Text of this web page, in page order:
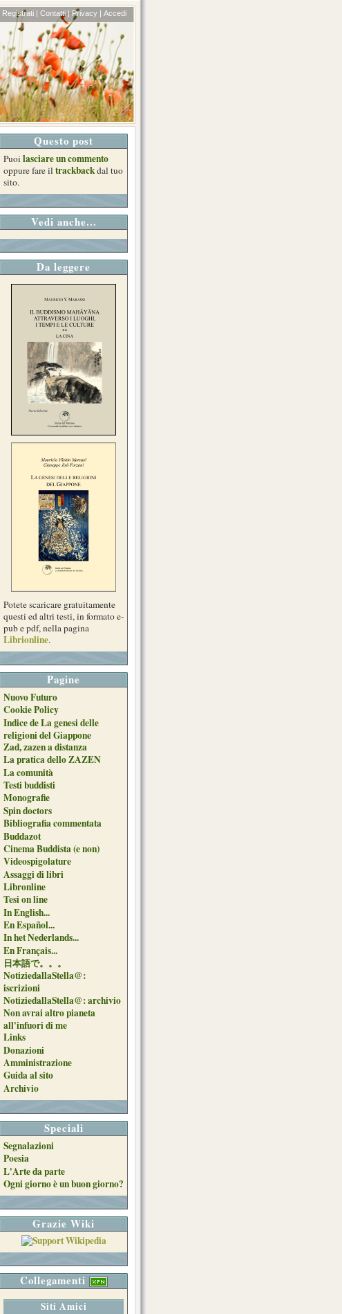
Registrati | Contatti | Privacy | Accedi
Questo post
Puoi lasciare un commento
oppure fare il trackbackdal tuo
sito.
Vedi anche...
Da leggere
Potete scaricare gratuitamente
questi ed altri testi, in formato e-
pub e pdf, nella pagina
Librionline.
Pagine
Nuovo Futuro
Cookie Policy
Indice de La genesi delle
religioni del Giappone
Zad, zazen a distanza
La pratica dello ZAZEN
La comunità
Testi buddisti
Monografie
Spin doctors
Bibliografia commentata
Buddazot
Cinema Buddista (e non)
Videospigolature
Assaggi di libri
Libronline
Tesi on line
In English...
En Español...
In het Nederlands...
En Français...
日本語で。。。
NotiziedallaStella@:
iscrizioni
NotiziedallaStella@: archivio
Non avrai altro pianeta
all'infuori di me
Links
Donazioni
Amministrazione
Guida al sito
Archivio
Speciali
Segnalazioni
Poesia
L'Arte da parte
Ogni giorno è un buon giorno?
Grazie Wiki
Collegamenti
Siti Amici